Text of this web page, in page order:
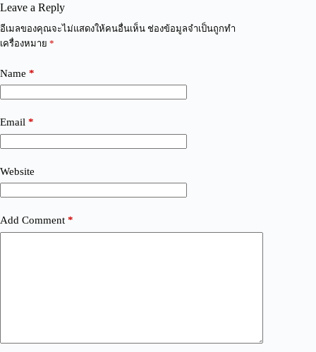
Leave a Reply
อีเมลของคุณจะไม่แสดงให้คนอื่นเห็น ช่องข้อมูลจำเป็นถูกทำ
เครื่องหมาย *
Name *
Email *
Website
Add Comment *
A
l
r
t
i
: